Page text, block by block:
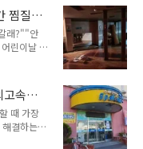
스를 이
려서 죽변
변 여기저
아름다
진군은 풍
해서 가본
26코스
찜질방
래?""안
린이날 연
도 안동시
자기들과
가겠다고
하기로 했
않을 건
요일에
속버
드때 가장
결하는지
면 여행